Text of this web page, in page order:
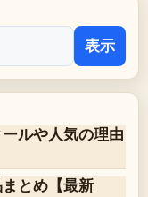
表示
ルや人気の理由
とめ【最新